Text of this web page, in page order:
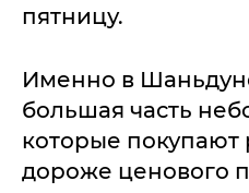
пятницу.
Именно в
большая часть
которые покупают
дороже ценового